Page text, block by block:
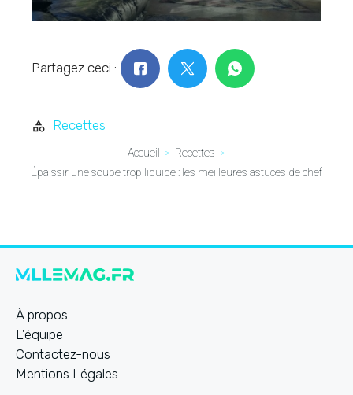
Partagez ceci :
Recettes
Accueil
Recettes
Épaissir une soupe trop liquide : les meilleures astuces de chef
À propos
L'équipe
Contactez-nous
Mentions Légales